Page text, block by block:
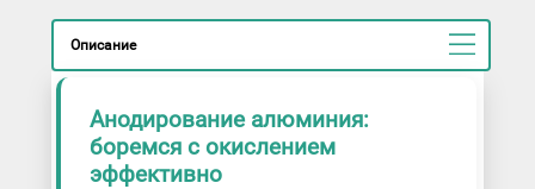
Описание
Анодирование алюминия:
боремся с окислением
эффективно